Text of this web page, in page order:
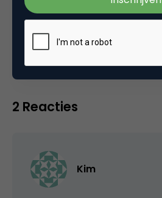
Tags
2 Reacties
Kim